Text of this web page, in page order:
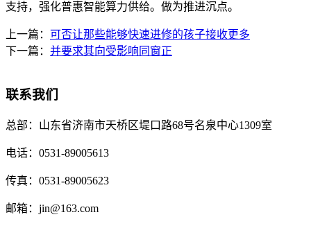
支持，强化普惠智能算力供给。做为推进沉点。
上一篇： 可否让那些能够快速进修的孩子接收更多
下一篇： 并要求其向受影响同窗正
联系我们
总部： 山东省济南市天桥区堤口路68号名泉中心1309室
电话： 0531-89005613
传真： 0531-89005623
邮箱： jin@163.com